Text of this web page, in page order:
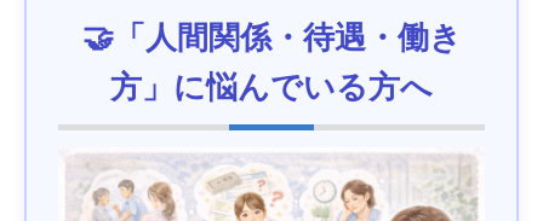
🤝「人間関係・待遇・働き
方」に悩んでいる方へ